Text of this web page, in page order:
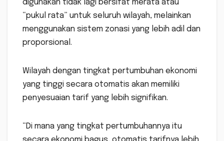
digunakan tidak lagi bersifat merata atau
“pukul rata” untuk seluruh wilayah, melainkan
menggunakan sistem zonasi yang lebih adil dan
proporsional.
Wilayah dengan tingkat pertumbuhan ekonomi
yang tinggi secara otomatis akan memiliki
penyesuaian tarif yang lebih signifikan.
“Di mana yang tingkat pertumbuhannya itu